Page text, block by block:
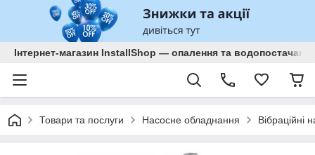
Інтернет-магазин InstallShop — опалення та водопостачання
Товари та послуги Насосне обладнання Вібраційні